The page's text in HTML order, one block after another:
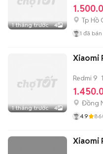
1 tháng trước 4
Tp Hồ
1 đã bán
1 tháng trước 4
Xiaomi
Redmi 9
Đồng
4.9
Xiaomi